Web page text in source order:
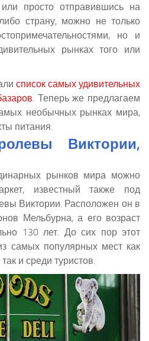
просто отправившись на
страну, можно не только
но и
рынках того или
список самых удивительных
. Теперь же предлагаем
необычных рынках мира,
питания.
Виктории,
рынков мира можно
известный также под
Виктории. Расположен он в
Мельбурна, а его возраст
130 лет. До сих пор этот
самых популярных мест как
и среди туристов.